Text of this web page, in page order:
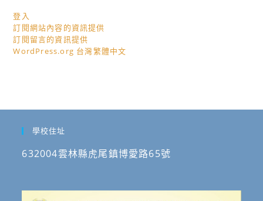
至
教
育
課
上
登入
訂閱網站內容的資訊提供
訂閱留言的資訊提供
WordPress.org 台灣繁體中文
學校住址
632004雲林縣虎尾鎮博愛路65號